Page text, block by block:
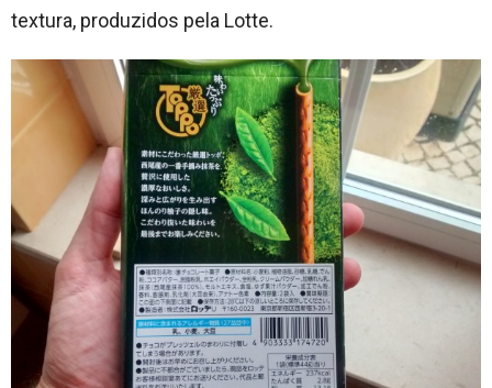
textura, produzidos pela Lotte.